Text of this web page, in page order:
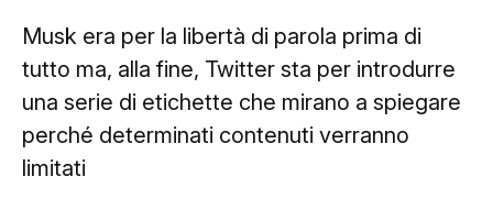
Contatti
Musk era per la libertà di parola prima di
tutto ma, alla fine, Twitter sta per introdurre
una serie di etichette che mirano a spiegare
perché determinati contenuti verranno
limitati